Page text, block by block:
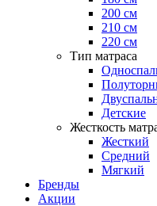
200 см
210 см
220 см
Тип матраса
Детские
Жесткость
Жесткий
Средний
Мягкий
Бренды
Акции